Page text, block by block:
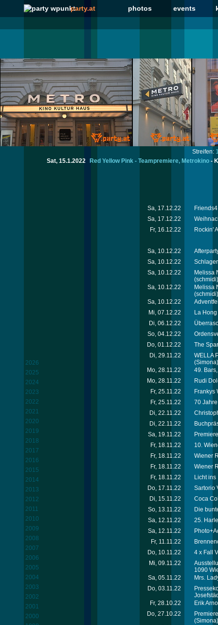
party.at photos events
Streifen:
Sat, 15.1.2022
Red Yellow Pink - Teampremiere, Metrokino -
2026
2025
2024
2023
2022
2021
2020
2019
2018
2017
2016
2015
2014
2013
2012
2011
2010
2009
2008
2007
2006
2005
2004
2003
2002
2001
2000
Sa, 17.12.22
Sa, 17.12.22
Fr, 16.12.22
Rockin'
Sa, 10.12.22
Sa, 10.12.22
Sa, 10.12.22
Melissa
(schmidi)
Sa, 10.12.22
Melissa
(schmidi)
Sa, 10.12.22
Mi, 07.12.22
La
Di, 06.12.22
So, 04.12.22
Do, 01.12.22
The
Di, 29.11.22
WELLA
(Simona)
Mo, 28.11.22
49.
Mo, 28.11.22
Rudi
Fr, 25.11.22
Frankys
Fr, 25.11.22
70
Di, 22.11.22
Di, 22.11.22
Sa, 19.11.22
Fr, 18.11.22
10.
Fr, 18.11.22
Wiener
Fr, 18.11.22
Wiener
Fr, 18.11.22
Licht
Do, 17.11.22
Sartorio
Di, 15.11.22
Coca
So, 13.11.22
Die
Sa, 12.11.22
25.
Sa, 12.11.22
Fr, 11.11.22
Do, 10.11.22
4 x Fall
Mi, 09.11.22
1090
Sa, 05.11.22
Mrs.
Do, 03.11.22
Fr, 28.10.22
Erik
Do, 27.10.22
(Simona)